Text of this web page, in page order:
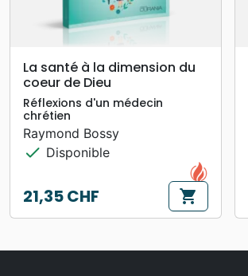
searchAPERÇU RAPIDE
La santé à la dimension du
coeur de Dieu
Réflexions d'un médecin
chrétien
Raymond Bossy
check Disponible
Prix
21,35 CHF shopping_cart